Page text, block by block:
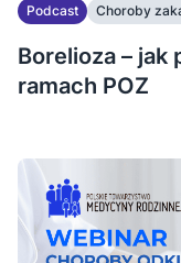
Podcast Choroby
Borelioza – jak
ramach POZ